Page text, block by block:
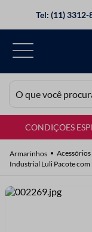
Tel: (11) 3312-
O que você procura?
CONDIÇÕES
Industrial Luli Pacote com
TERMOS MAIS
2º
barbante
3º
botão